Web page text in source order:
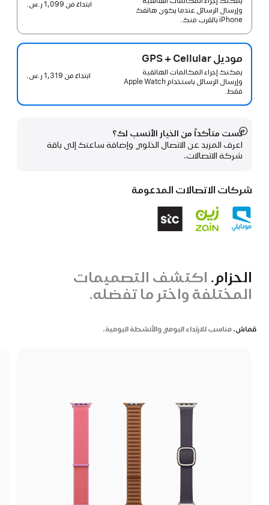
وإرسال الرسائل عندما يكون هاتفك
iPhone بالقرب منك.
ابتداءً من 1,099 ر.س.‏
موديل GPS + Cellular
يمكنك إجراء المكالمات الهاتفية
وإرسال الرسائل باستخدام Apple Watch
فقط.
ابتداءً من 1,319 ر.س.‏
لست متأكداً من الخيار الأنسب لك؟
اعرف المزيد عن الاتصال الخلوي وإضافة ساعتك إلى باقة
شركة الاتصالات.
عرض
المزيد
شركات الاتصالات المدعومة
الحزام. اكتشف التصميمات
المختلفة واختر ما تفضله.
قماش. مناسب للارتداء اليومي والأنشطة اليومية.